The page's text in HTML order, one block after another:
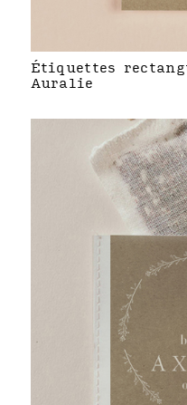
Étiquettes
Auralie